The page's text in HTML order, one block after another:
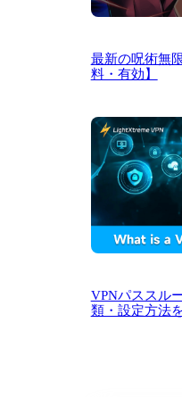
最新の呪術無
料・有効】
VPNパススル
類・設定方法